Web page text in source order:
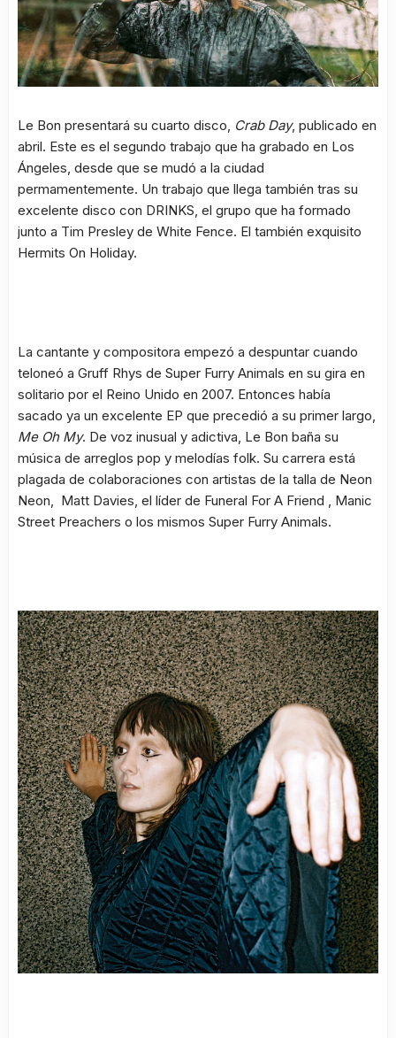
Le Bon presentará su cuarto disco, Crab Day, publicado en
abril. Este es el segundo trabajo que ha grabado en Los
Ángeles, desde que se mudó a la ciudad
permamentemente. Un trabajo que llega también tras su
excelente disco con DRINKS, el grupo que ha formado
junto a Tim Presley de White Fence. El también exquisito
Hermits On Holiday.
La cantante y compositora empezó a despuntar cuando
teloneó a Gruff Rhys de Super Furry Animals en su gira en
solitario por el Reino Unido en 2007. Entonces había
sacado ya un excelente EP que precedió a su primer largo,
Me Oh My. De voz inusual y adictiva, Le Bon baña su
música de arreglos pop y melodías folk. Su carrera está
plagada de colaboraciones con artistas de la talla de Neon
Neon, Matt Davies, el líder de Funeral For A Friend , Manic
Street Preachers o los mismos Super Furry Animals.